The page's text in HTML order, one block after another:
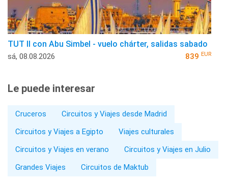
TUT II con Abu Simbel - vuelo chárter, salidas sabado
sá, 08.08.2026 839 EUR
Le puede interesar
Cruceros
Circuitos y Viajes desde Madrid
Circuitos y Viajes a Egipto
Viajes culturales
Circuitos y Viajes en verano
Circuitos y Viajes en Julio
Grandes Viajes
Circuitos de Maktub